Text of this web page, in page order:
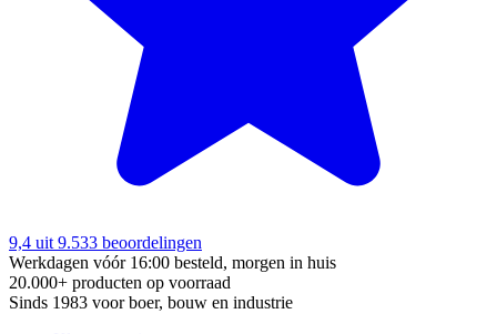
9,4 uit 9.533 beoordelingen
Werkdagen vóór 16:00 besteld, morgen in huis
20.000+ producten op voorraad
Sinds 1983 voor boer, bouw en industrie